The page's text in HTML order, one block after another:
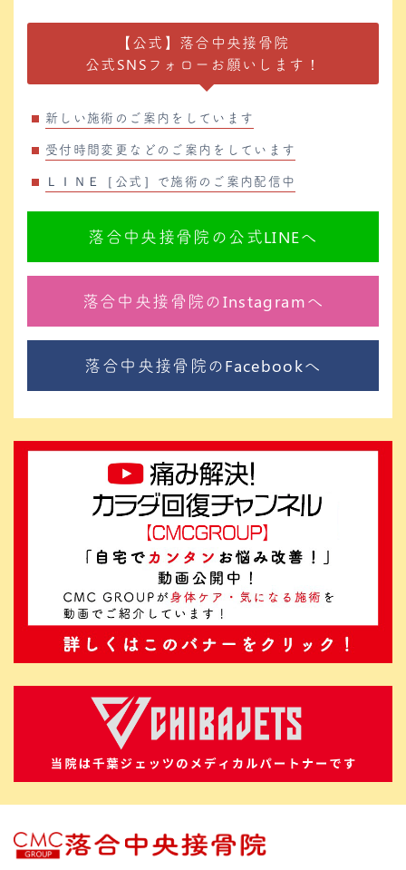
【公式】落合中央接骨院
公式SNSフォローお願いします！
新しい施術のご案内をしています
受付時間変更などのご案内をしています
ＬＩＮＥ［公式］で施術のご案内配信中
落合中央接骨院の公式LINEへ
落合中央接骨院のInstagramへ
落合中央接骨院のFacebookへ